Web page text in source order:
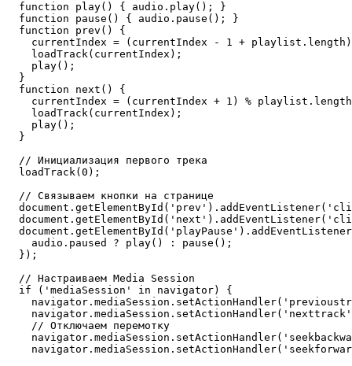
  function play() { audio.play(); }
  function pause() { audio.pause(); }
  function prev() {
currentIndex = (currentIndex - 1 +
    loadTrack(currentIndex);
    play();
  }
  function next() {
currentIndex = (currentIndex + 1) %
    loadTrack(currentIndex);
    play();
  }
  // Инициализация первого трека
  loadTrack(0);
  // Связываем кнопки на странице
    audio.paused ? play() : pause();
  });
  // Настраиваем Media Session
  if ('mediaSession' in navigator) {
    // Отключаем перемотку